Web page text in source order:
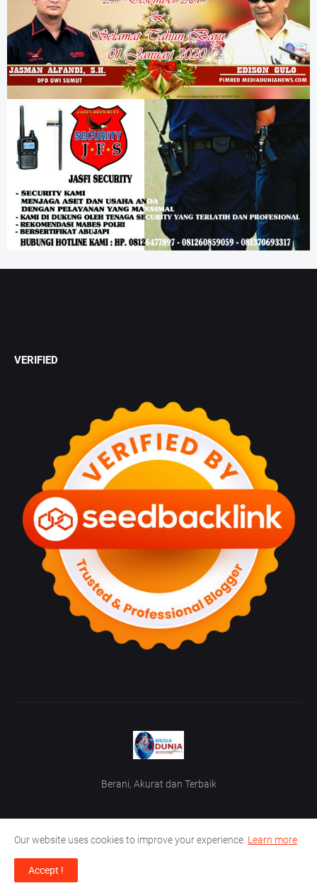
VERIFIED
Berani, Akurat dan Terbaik
TOS / Term Of Service Iklan
Our website uses cookies to improve your experience. Learn more
Accept !